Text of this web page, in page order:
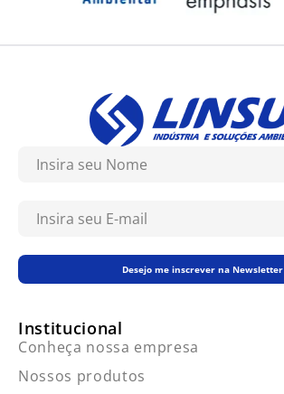
Desejo me inscrever na Newsletter
Institucional
Conheça nossa empresa
Nossos produtos